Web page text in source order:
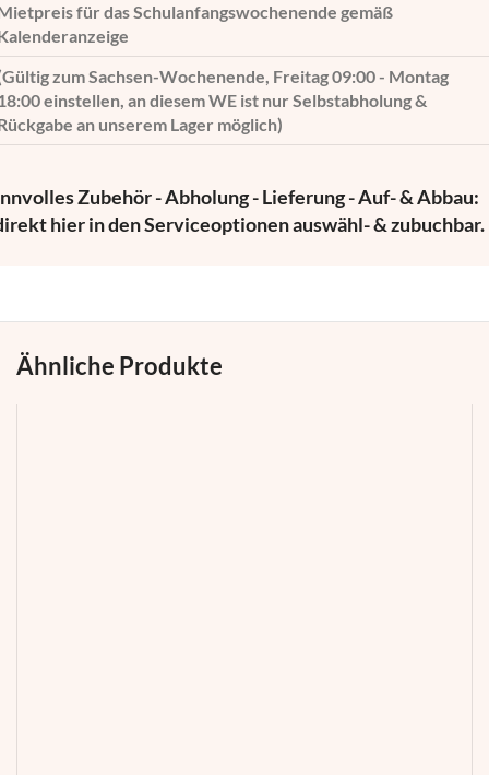
für das Schulanfangswochenende gemäß
zum Sachsen-Wochenende, Freitag 09:00 - Montag
einstellen, an diesem WE ist nur Selbstabholung &
an unserem Lager möglich)
Zubehör - Abholung - Lieferung - Auf- & Abbau:
hier in den Serviceoptionen auswähl- & zubuchbar.
Ähnliche Produkte